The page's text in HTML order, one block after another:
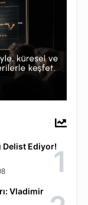
Delist Ediyor!1
Vladimir